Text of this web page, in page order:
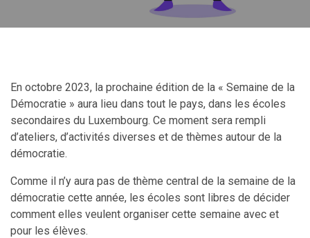
En octobre 2023, la prochaine édition de la « Semaine de la
Démocratie » aura lieu dans tout le pays, dans les écoles
secondaires du Luxembourg. Ce moment sera rempli
d’ateliers, d’activités diverses et de thèmes autour de la
démocratie.
Comme il n’y aura pas de thème central de la semaine de la
démocratie cette année, les écoles sont libres de décider
comment elles veulent organiser cette semaine avec et
pour les élèves.